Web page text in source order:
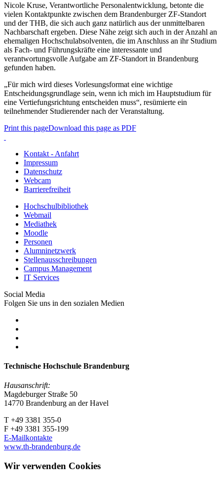
Nicole Kruse, Verantwortliche Personalentwicklung, betonte die
vielen Kontaktpunkte zwischen dem Brandenburger ZF-Standort
und der THB, die sich auch ganz natürlich aus der unmittelbaren
Nachbarschaft ergeben. Diese Nähe zeigt sich auch in der Anzahl an
ehemaligen Hochschulabsolventen, die im Anschluss an ihr Studium
als Fach- und Führungskräfte eine interessante und
verantwortungsvolle Aufgabe am ZF-Standort in Brandenburg
gefunden haben.
„Für mich wird dieses Vorlesungsformat eine wichtige
Entscheidungsgrundlage sein, wenn ich mich im Hauptstudium für
eine Vertiefungsrichtung entscheiden muss“, resümierte ein
teilnehmender Studierender nach der Veranstaltung.
Print this pageDownload this page as PDF
Kontakt - Anfahrt
Impressum
Datenschutz
Webcam
Barrierefreiheit
Hochschulbibliothek
Webmail
Mediathek
Moodle
Personen
Alumninetzwerk
Stellenausschreibungen
Campus Management
IT Services
Social Media
Folgen Sie uns in den sozialen Medien
Technische Hochschule Brandenburg
Hausanschrift:
Magdeburger Straße 50
14770 Brandenburg an der Havel
T +49 3381 355-0
F +49 3381 355-199
E-Mailkontakte
www.th-brandenburg.de
Wir verwenden Cookies